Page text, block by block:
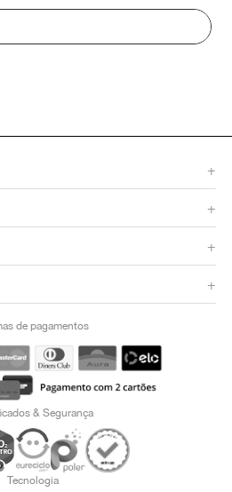
+
+
+
+
de pagamentos
& Segurança
Tecnologia